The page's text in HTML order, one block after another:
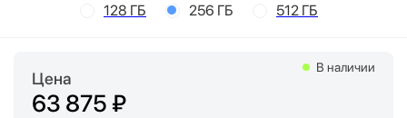
128 ГБ 256 ГБ 512 ГБ
Цена
63 875 ₽
В наличии